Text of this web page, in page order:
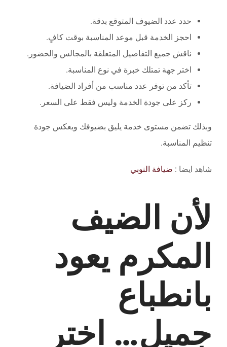
حدد عدد الضيوف المتوقع بدقة.
احجز الخدمة قبل موعد المناسبة بوقت كافٍ.
ناقش جميع التفاصيل المتعلقة بالمجالس والحضور.
اختر جهة تمتلك خبرة في نوع المناسبة.
تأكد من توفر عدد مناسب من أفراد الضيافة.
ركز على جودة الخدمة وليس فقط على السعر.
وبذلك تضمن مستوى خدمة يليق بضيوفك ويعكس جودة
تنظيم المناسبة.
شاهد ايضا : ضيافة النوبي
لأن الضيف
المكرم يعود
بانطباع
جميل… اختر